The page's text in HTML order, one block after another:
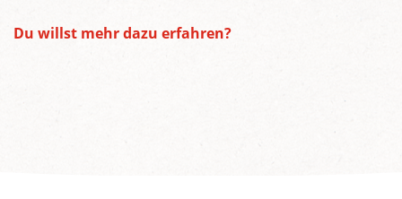
Du willst mehr dazu erfahren?